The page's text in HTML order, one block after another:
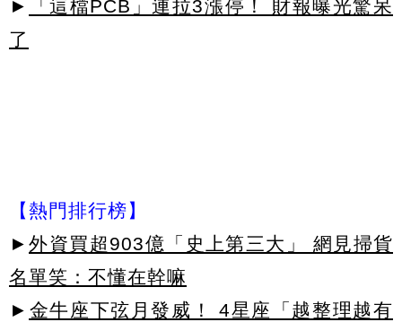
►
「這檔PCB」連拉3漲停！ 財報曝光驚呆
了
【熱門排行榜】
► 外資買超903億「史上第三大」 網見掃貨
名單笑：不懂在幹嘛
► 金牛座下弦月發威！ 4星座「越整理越有